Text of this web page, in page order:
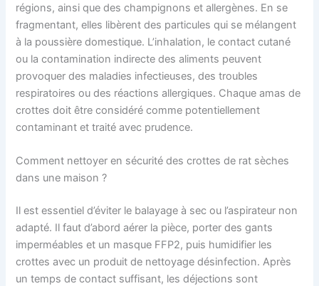
régions, ainsi que des champignons et allergènes. En se
fragmentant, elles libèrent des particules qui se mélangent
à la poussière domestique. L’inhalation, le contact cutané
ou la contamination indirecte des aliments peuvent
provoquer des maladies infectieuses, des troubles
respiratoires ou des réactions allergiques. Chaque amas de
crottes doit être considéré comme potentiellement
contaminant et traité avec prudence.
Comment nettoyer en sécurité des crottes de rat sèches
dans une maison ?
Il est essentiel d’éviter le balayage à sec ou l’aspirateur non
adapté. Il faut d’abord aérer la pièce, porter des gants
imperméables et un masque FFP2, puis humidifier les
crottes avec un produit de nettoyage désinfection. Après
un temps de contact suffisant, les déjections sont